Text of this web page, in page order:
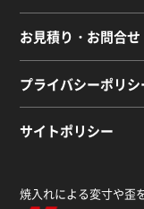
お見積り・お問合せ
プライバシーポリシ
サイトポリシー
焼入れによる変寸や歪